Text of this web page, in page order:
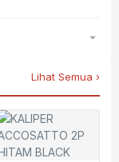
Lihat Semua ›